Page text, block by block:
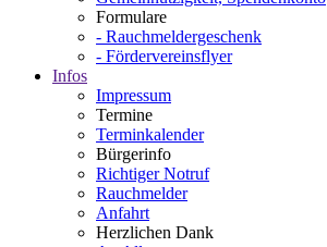
Formulare
- Rauchmeldergeschenk
- Fördervereinsflyer
Infos
Impressum
Termine
Terminkalender
Bürgerinfo
Richtiger Notruf
Rauchmelder
Anfahrt
Herzlichen Dank